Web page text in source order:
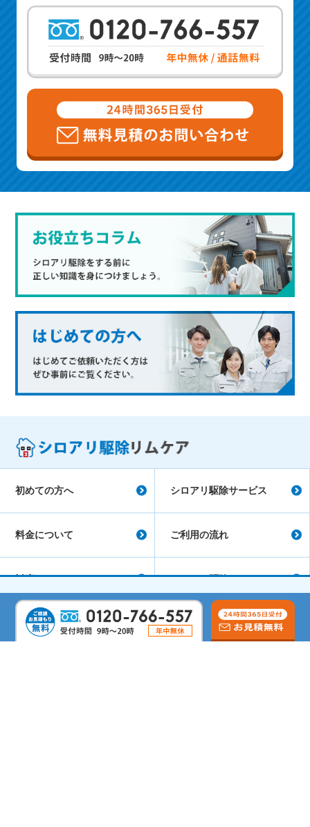
初めての方へ シロアリ駆除サービス
料金について ご利用の流れ
対応エリア シロアリ駆除コラム
会社概要 よくあるご質問